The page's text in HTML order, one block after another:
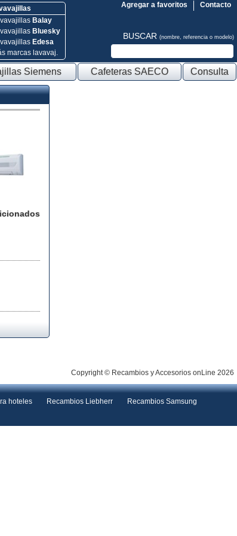
Balay
Bluesky
Edesa
marcas lavavaj.
Contacto
Agregar a favoritos
BUSCAR (nombre, referencia o modelo)
Siemens Cafeteras SAECO Consulta
Copyright © Recambios y Accesorios onLine 2026
hoteles Recambios Liebherr
Recambios Samsung